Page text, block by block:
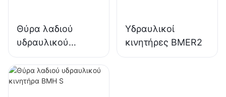
Θύρα λαδιού
υδραυλικού
κινητήρα BMH H
Υδραυλικοί
κινητήρες BMER2